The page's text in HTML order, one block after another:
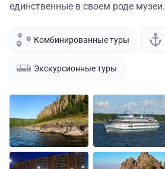
единственные в своем роде музеи.
Комбинированные туры
Экскурсионные туры